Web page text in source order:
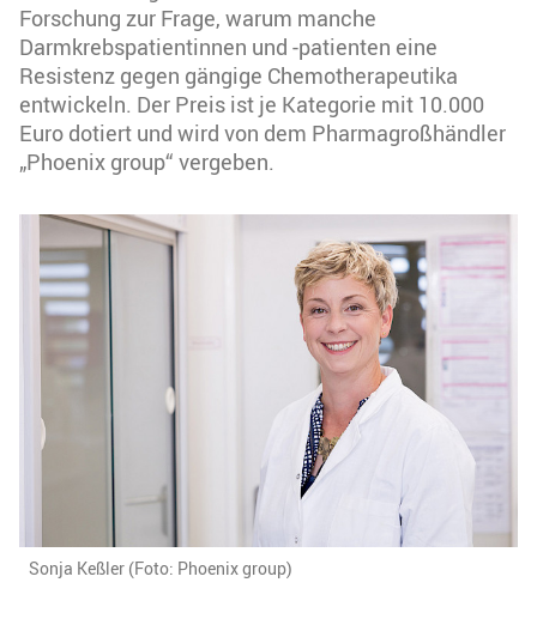
Forschung zur Frage, warum manche
Darmkrebspatientinnen und -patienten eine
Resistenz gegen gängige Chemotherapeutika
entwickeln. Der Preis ist je Kategorie mit 10.000
Euro dotiert und wird von dem Pharmagroßhändler
„Phoenix group“ vergeben.
Sonja Keßler (Foto: Phoenix group)